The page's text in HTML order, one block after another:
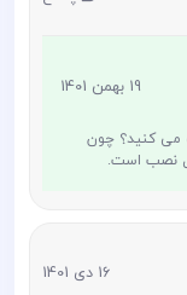
19 بهمن 1401
می کنید؟ چون
16 دی 1401